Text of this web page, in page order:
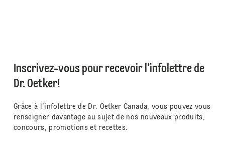
Inscrivez-vous pour recevoir l’infolettre de
Dr. Oetker!
Grâce à l’infolettre de Dr. Oetker Canada, vous pouvez vous
renseigner davantage au sujet de nos nouveaux produits,
concours, promotions et recettes.